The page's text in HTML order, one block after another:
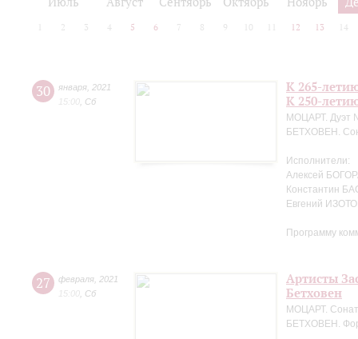
2 3 4 5 6 7 8 9 10 12 13 14
30 января 2021
15:00 Сб
К 265-
К 250-
МОЦАРТ. Дуэт
БЕТХОВЕН.
Исполнители:
Алексей
Константин
Евгений
Программу
27 февраля 2021
15:00 Сб
Артисты
Бетховен
МОЦАРТ.
БЕТХОВЕН.